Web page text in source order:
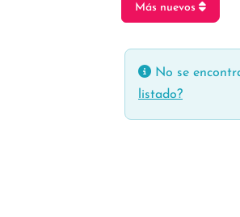
Más nuevos
No se
listado?